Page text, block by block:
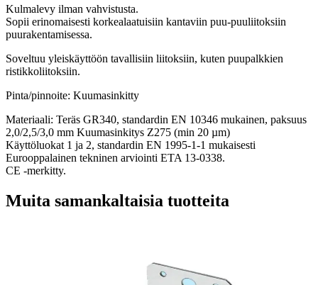
Kulmalevy ilman vahvistusta.
Sopii erinomaisesti korkealaatuisiin kantaviin puu-puuliitoksiin
puurakentamisessa.
Soveltuu yleiskäyttöön tavallisiin liitoksiin, kuten puupalkkien
ristikkoliitoksiin.
Pinta/pinnoite: Kuumasinkitty
Materiaali: Teräs GR340, standardin EN 10346 mukainen, paksuus
2,0/2,5/3,0 mm Kuumasinkitys Z275 (min 20 µm)
Käyttöluokat 1 ja 2, standardin EN 1995-1-1 mukaisesti
Eurooppalainen tekninen arviointi ETA 13-0338.
CE -merkitty.
Muita samankaltaisia tuotteita